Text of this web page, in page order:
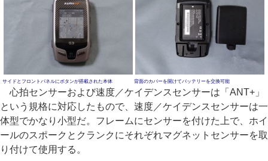
サイドとフロントパネルにボタンが搭載された本体 背面のカバーを開けてバッテリーを交換可能
心拍センサーおよび速度／ケイデンスセンサーは「ANT+」
という規格に対応したもので、速度／ケイデンスセンサーは一
体型でかなり小型だ。フレームにセンサーを付けた上で、ホイ
ールのスポークとクランクにそれぞれマグネットセンサーを取
り付けて使用する。